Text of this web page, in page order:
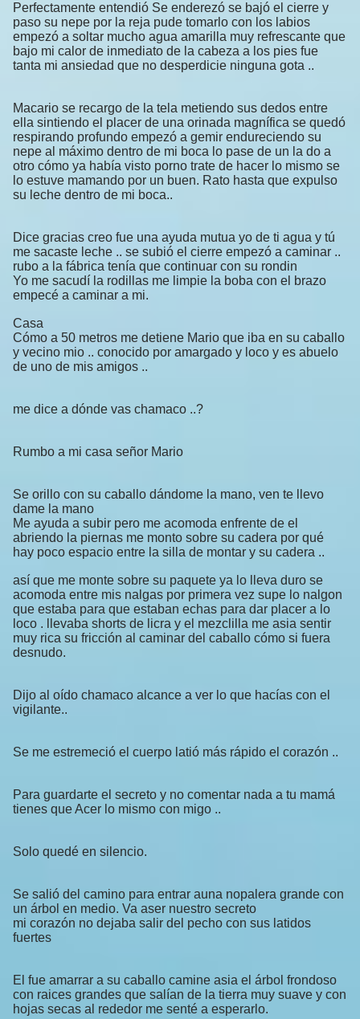
Perfectamente entendió Se enderezó se bajó el cierre y
paso su nepe por la reja pude tomarlo con los labios
empezó a soltar mucho agua amarilla muy refrescante que
bajo mi calor de inmediato de la cabeza a los pies fue
tanta mi ansiedad que no desperdicie ninguna gota ..
Macario se recargo de la tela metiendo sus dedos entre
ella sintiendo el placer de una orinada magnífica se quedó
respirando profundo empezó a gemir endureciendo su
nepe al máximo dentro de mi boca lo pase de un la do a
otro cómo ya había visto porno trate de hacer lo mismo se
lo estuve mamando por un buen. Rato hasta que expulso
su leche dentro de mi boca..
Dice gracias creo fue una ayuda mutua yo de ti agua y tú
me sacaste leche .. se subió el cierre empezó a caminar ..
rubo a la fábrica tenía que continuar con su rondin
Yo me sacudí la rodillas me limpie la boba con el brazo
empecé a caminar a mi.
Casa
Cómo a 50 metros me detiene Mario que iba en su caballo
y vecino mio .. conocido por amargado y loco y es abuelo
de uno de mis amigos ..
me dice a dónde vas chamaco ..?
Rumbo a mi casa señor Mario
Se orillo con su caballo dándome la mano, ven te llevo
dame la mano
Me ayuda a subir pero me acomoda enfrente de el
abriendo la piernas me monto sobre su cadera por qué
hay poco espacio entre la silla de montar y su cadera ..
así que me monte sobre su paquete ya lo lleva duro se
acomoda entre mis nalgas por primera vez supe lo nalgon
que estaba para que estaban echas para dar placer a lo
loco . llevaba shorts de licra y el mezclilla me asia sentir
muy rica su fricción al caminar del caballo cómo si fuera
desnudo.
Dijo al oído chamaco alcance a ver lo que hacías con el
vigilante..
Se me estremeció el cuerpo latió más rápido el corazón ..
Para guardarte el secreto y no comentar nada a tu mamá
tienes que Acer lo mismo con migo ..
Solo quedé en silencio.
Se salió del camino para entrar auna nopalera grande con
un árbol en medio. Va aser nuestro secreto
mi corazón no dejaba salir del pecho con sus latidos
fuertes
El fue amarrar a su caballo camine asia el árbol frondoso
con raices grandes que salían de la tierra muy suave y con
hojas secas al rededor me senté a esperarlo.